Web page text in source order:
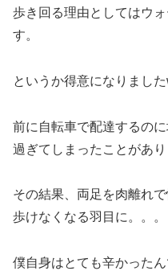
歩き回る理由としてはウ
す。
というか得意になりまし
前に自転車で配達するの
過ぎてしまったことがあり
その結果、両足を肉離れ
歩けなくなる羽目に。。。
僕自身はとても辛かった